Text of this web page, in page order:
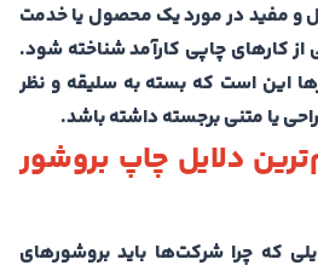
و مفید در مورد یک محصول یا خدمت
از کارهای چاپی کارآمد شناخته شود.
این است که بسته به سلیقه و نظر
یا متنی برجسته داشته باشد.
دلایل چاپ بروشور
که چرا شرکت‌ها باید بروشورهای